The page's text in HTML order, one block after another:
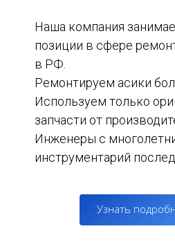
Наша компания
позиции в сфере
в РФ.
Ремонтируем асики
Используем только
запчасти от
Инженеры с
инструментарий
Узнать